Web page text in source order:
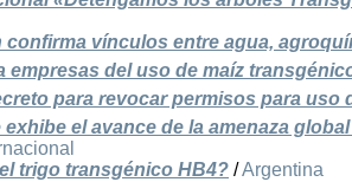
confirma vínculos entre agua,
empresas del uso de maíz
para revocar permisos para uso
el avance de la amenaza
trigo transgénico HB4? /Argentina